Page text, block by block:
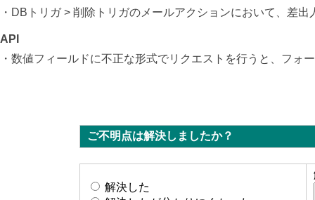
・DBトリガ > 削除トリガのメールアクションにおいて、 差出
API
・数値フィールドに不正な形式でリクエストを行うと、フ